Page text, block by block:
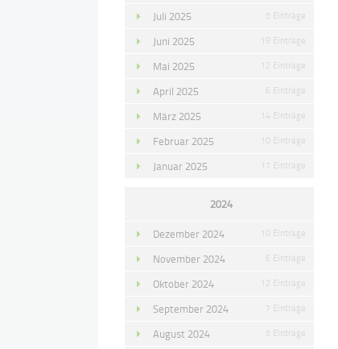
Juli 2025 5 Einträge
Juni 2025 19 Einträge
Mai 2025 12 Einträge
April 2025 6 Einträge
März 2025 14 Einträge
Februar 2025 10 Einträge
Januar 2025 17 Einträge
2024
Dezember 2024 10 Einträge
November 2024 6 Einträge
Oktober 2024 12 Einträge
September 2024 7 Einträge
August 2024 5 Einträge